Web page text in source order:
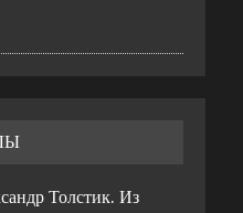
Толстик. Из